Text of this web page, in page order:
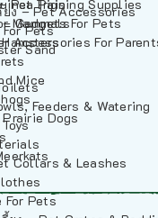
ง – Pet Accessories
Pets
Sand
Feeders & Watering
Collars & Leashes
For Pets
Pet Training Supplies
Gadgets For Pets
Accessories For
Pigs
Mammals
Mice
Dogs